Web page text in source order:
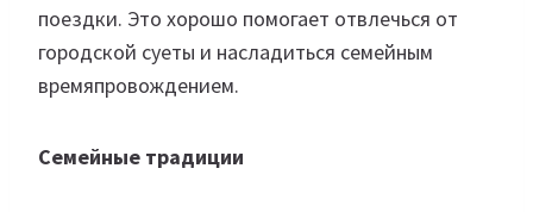
поездки. Это хорошо помогает отвлечься от
городской суеты и насладиться семейным
времяпровождением.
Семейные традиции